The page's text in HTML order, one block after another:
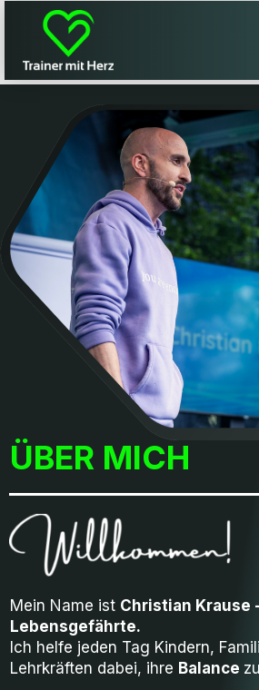
ÜBER MICH
Mein Name ist Christian Krause
Lebensgefährte.
Ich helfe jeden Tag Kindern,
Lehrkräften dabei, ihre Balance